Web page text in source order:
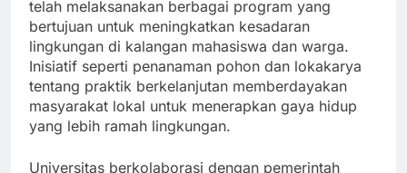
telah melaksanakan berbagai program yang
bertujuan untuk meningkatkan kesadaran
lingkungan di kalangan mahasiswa dan warga.
Inisiatif seperti penanaman pohon dan lokakarya
tentang praktik berkelanjutan memberdayakan
masyarakat lokal untuk menerapkan gaya hidup